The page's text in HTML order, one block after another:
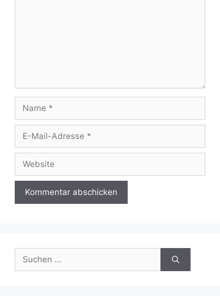
Name
Adresse
Website
Suchen
nach: